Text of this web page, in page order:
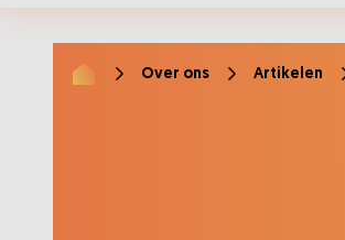
Over ons Artikelen